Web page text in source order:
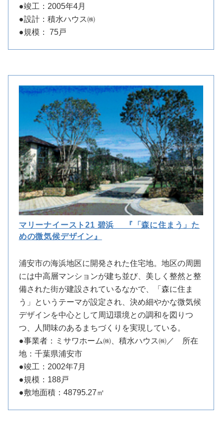
●竣工：2005年4月
●設計：積水ハウス㈱
●規模： 75戸
マリーナイースト21 碧浜 『「森に住まう」た
めの微気候デザイン』
浦安市の海浜地区に開発された住宅地。地区の周囲
には中高層マンションが建ち並び、美しく整然と整
備された街が建設されているなかで、「森に住ま
う」というテーマが設定され、決め細やかな微気候
デザインを中心として周辺環境との調和を図りつ
つ、人間味のあるまちづくりを実現している。
●事業者：ミサワホーム㈱、積水ハウス㈱／ 所在
地：千葉県浦安市
●竣工：2002年7月
●規模：188戸
●敷地面積：48795.27㎡